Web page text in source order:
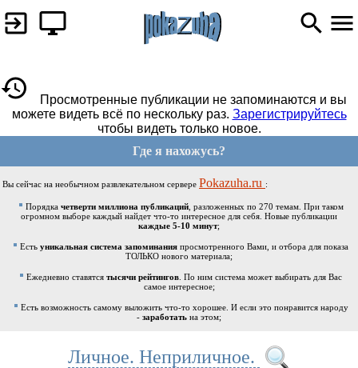
Просмотренные публикации не запоминаются и вы
можете видеть всё по нескольку раз. Зарегистрируйтесь
чтобы видеть только новое.
Где я нахожусь?
Вы сейчас на необычном развлекательном сервере Pokazuha.ru :
Порядка четверти миллиона публикаций, разложенных по 270 темам. При таком
огромном выборе каждый найдет что-то интересное для себя. Новые публикации
каждые 5-10 минут;
Есть уникальная система запоминания просмотренного Вами, и отбора для показа
ТОЛЬКО нового материала;
Ежедневно ставятся тысячи рейтингов . По ним система может выбирать для Вас
самое интересное;
Есть возможность самому выложить что-то хорошее. И если это понравится народу
- заработать на этом;
Личное. Неприличное.